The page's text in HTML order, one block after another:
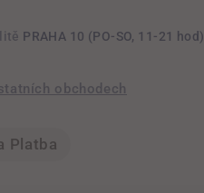
PRAHA 10 (PO-SO, 11-21 hod)
obchodech
Platba